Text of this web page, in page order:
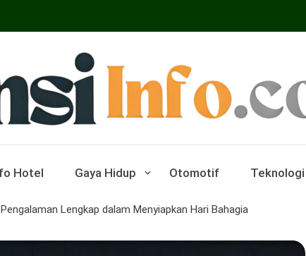
Hotel Gaya Hidup Otomotif Teknologi
Lengkap dalam Menyiapkan Hari Bahagia